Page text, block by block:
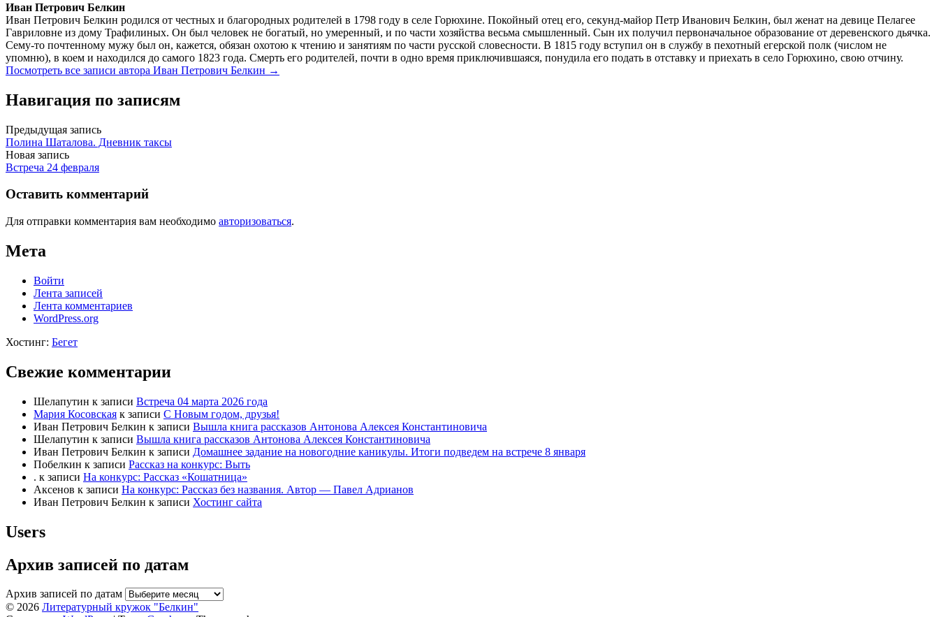
Иван Петрович Белкин
Иван Петрович Белкин родился от честных и благородных родителей в 1798 году в селе Горюхине. Покойный отец его, секунд-майор Петр Иванович Белкин, был женат на девице Пелагее
Гавриловне из дому Трафилиных. Он был человек не богатый, но умеренный, и по части хозяйства весьма смышленный. Сын их получил первоначальное образование от деревенского дьячка.
Сему-то почтенному мужу был он, кажется, обязан охотою к чтению и занятиям по части русской словесности. В 1815 году вступил он в службу в пехотный егерской полк (числом не
упомню), в коем и находился до самого 1823 года. Смерть его родителей, почти в одно время приключившаяся, понудила его подать в отставку и приехать в село Горюхино, свою отчину.
Посмотреть все записи автора Иван Петрович Белкин →
Навигация по записям
Предыдущая запись
Полина Шаталова. Дневник таксы
Новая запись
Встреча 24 февраля
Оставить комментарий
Для отправки комментария вам необходимо авторизоваться.
Мета
Войти
Лента записей
Лента комментариев
WordPress.org
Хостинг: Бегет
Свежие комментарии
Шелапутин к записи Встреча 04 марта 2026 года
Мария Косовская к записи С Новым годом, друзья!
Иван Петрович Белкин к записи Вышла книга рассказов Антонова Алексея Константиновича
Шелапутин к записи Вышла книга рассказов Антонова Алексея Константиновича
Иван Петрович Белкин к записи Домашнее задание на новогодние каникулы. Итоги подведем на встрече 8 января
Побелкин к записи Рассказ на конкурс: Выть
. к записи На конкурс: Рассказ «Кошатница»
Аксенов к записи На конкурс: Рассказ без названия. Автор — Павел Адрианов
Иван Петрович Белкин к записи Хостинг сайта
Users
Архив записей по датам
Архив записей по датам
© 2026 Литературный кружок "Белкин"